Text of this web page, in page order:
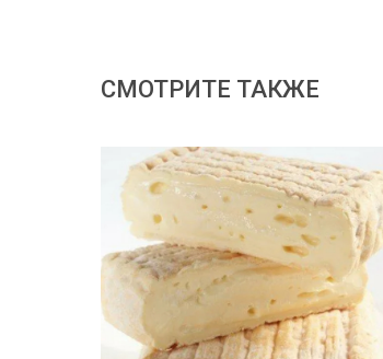
СМОТРИТЕ ТАКЖЕ